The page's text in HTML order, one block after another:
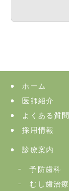
ホーム
医師紹介
よくある質問
採用情報
診療案内
予防歯科
むし歯治療